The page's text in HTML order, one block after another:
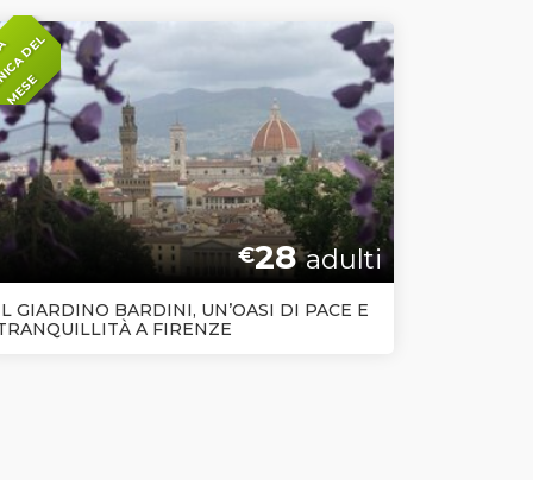
E
€28adulti
GIARDINO BARDINI, UN’OASI DI PACE E
A FIRENZE